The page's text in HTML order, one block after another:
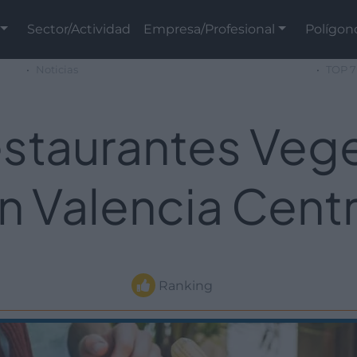
Sector/Actividad Empresa/Profesional
Valencia
Ranking